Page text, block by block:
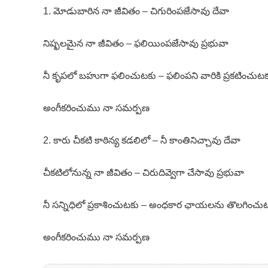
1. మోడుబారిన నా జీవితం – చిగురింపజేసావు దేవా
నిష్ఫలమైన నా జీవితం – ఫలియింపజేసావు ప్రభువా
నీ కృపలో బహుగా ఫలించుటకు – ఫలింపని వారికి
అంగీకరించుము నా సమర్పణ
2. కారు చీకటి కాఠిన్య కడలిలో – నీ కాంతినిచ్చావు దేవా
చీకటిలోనున్న నా జీవితం – చిరుదివ్వెగా చేసావు ప్రభువా
నీ సన్నిధిలో ప్రకాశించుటకు – అంధకార ఛాయలను
అంగీకరించుము నా సమర్పణ